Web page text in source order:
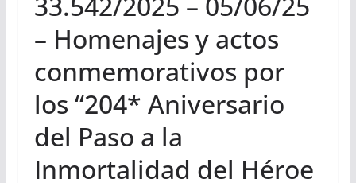
– Homenajes y actos
conmemorativos por
los “204* Aniversario
del Paso a la
Inmortalidad del Héroe